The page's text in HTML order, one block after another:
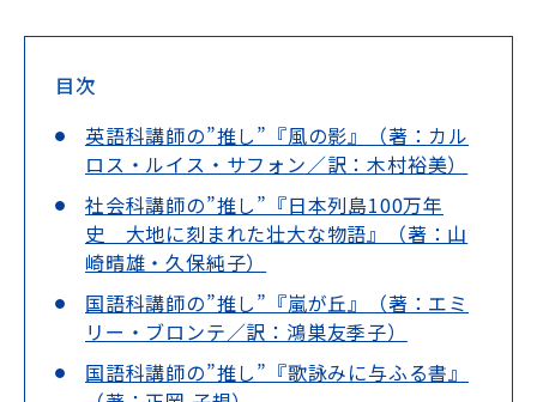
目次
英語科講師の”推し”『風の影』（著：カル
ロス・ルイス・サフォン／訳：木村裕美）
社会科講師の”推し”『日本列島100万年
史 大地に刻まれた壮大な物語』（著：山
崎晴雄・久保純子）
国語科講師の”推し”『嵐が丘』（著：エミ
リー・ブロンテ／訳：鴻巣友季子）
国語科講師の”推し”『歌詠みに与ふる書』